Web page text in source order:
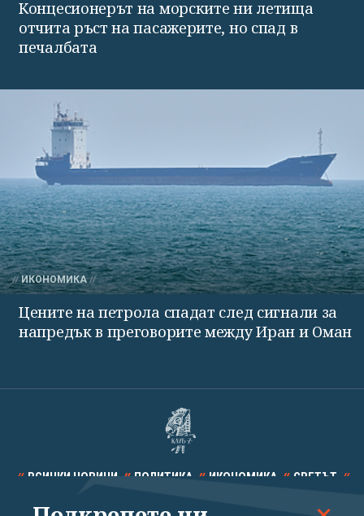
Концесионерът на морските ни летища
отчита ръст на пасажерите, но спад в
печалбата
ИКОНОМИКА
Цените на петрола спадат след сигнали за
напредък в преговорите между Иран и Оман
ВСИЧКИ НОВИНИ ПОЛИТИКА ИКОНОМИКА СВЕТЪТ
СПОРТ КУЛТУРА ТЕХНОЛОГИИ КАЛЕЙДОСКОП